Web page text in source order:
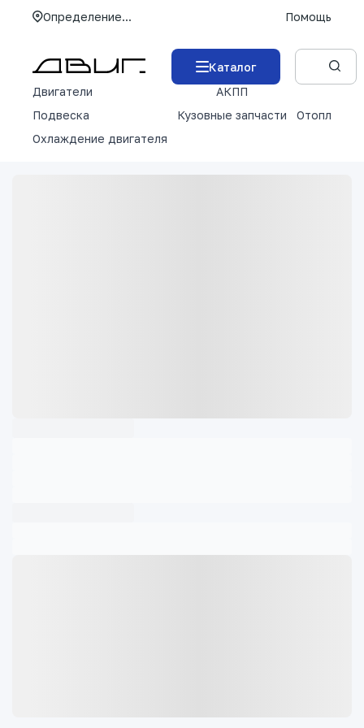
Определение... Помощь
Каталог
Двигатели
АКПП
Подвеска
Кузовные запчасти
Отопление
Охлаждение двигателя